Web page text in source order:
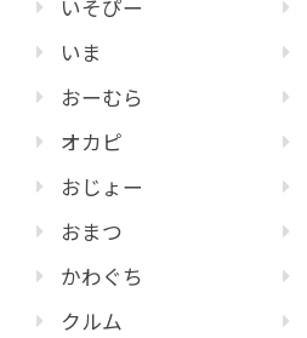
いそぴー
いま
おーむら
オカピ
おじょー
おまつ
かわぐち
クルム